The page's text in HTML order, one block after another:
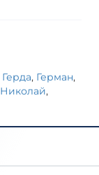
Герда, Герман,
Николай,